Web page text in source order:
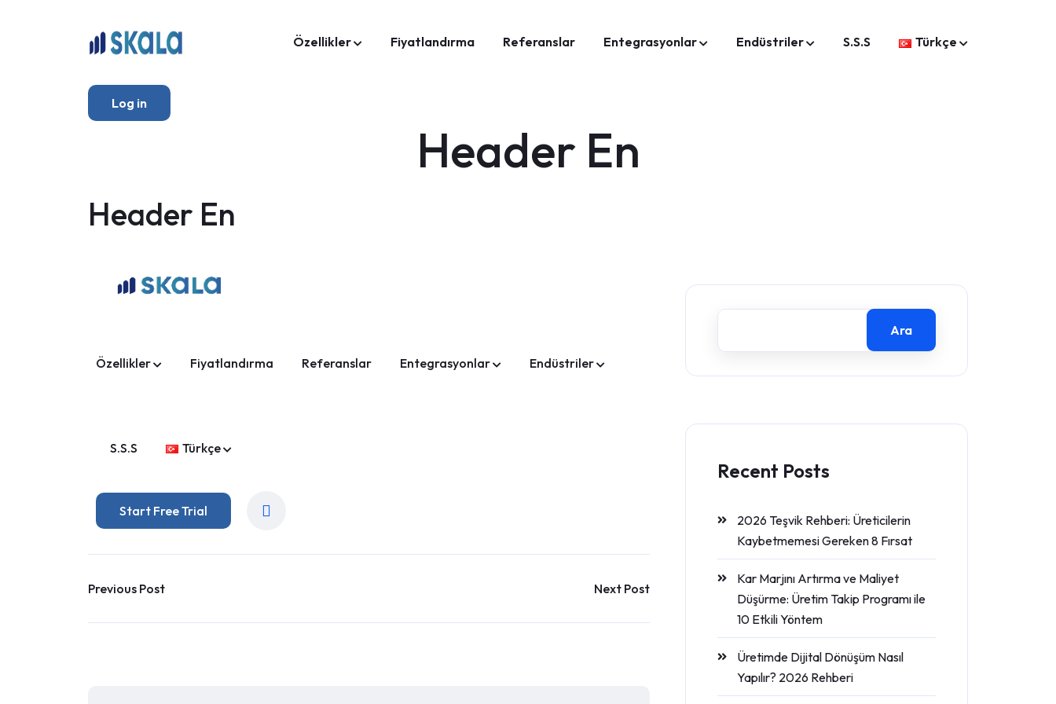
Özellikler Fiyatlandırma Referanslar Entegrasyonlar Endüstriler S.S.S Türkçe
Log in
Header En
Header En
Özellikler Fiyatlandırma Referanslar Entegrasyonlar Endüstriler
S.S.S Türkçe
Start Free Trial
Previous Post Next Post
Ara
Recent Posts
2026 Teşvik Rehberi: Üreticilerin
Kaybetmemesi Gereken 8 Fırsat
Kar Marjını Artırma ve Maliyet
Düşürme: Üretim Takip Programı ile
10 Etkili Yöntem
Üretimde Dijital Dönüşüm Nasıl
Yapılır? 2026 Rehberi